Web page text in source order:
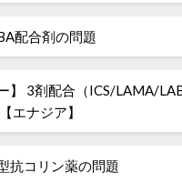
配合剤の問題
】 3剤配合（ICS/LAMA/
エナジア】
抗コリン薬の問題